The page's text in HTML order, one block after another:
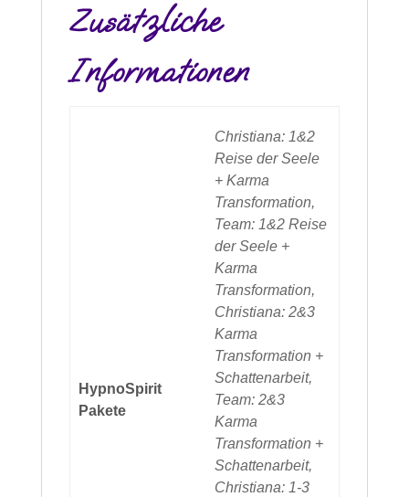
Zusätzliche
Informationen
HypnoSpirit
Pakete
Christiana: 1&2
Reise der Seele
+ Karma
Transformation,
Team: 1&2 Reise
der Seele +
Karma
Transformation,
Christiana: 2&3
Karma
Transformation +
Schattenarbeit,
Team: 2&3
Karma
Transformation +
Schattenarbeit,
Christiana: 1-3